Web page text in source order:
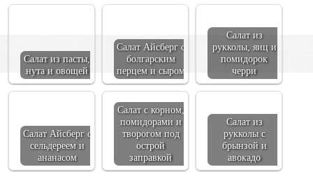
Салат из пасты,
нута и овощей
Салат Айсберг с
болгарским
перцем и сыром
Салат из
рукколы, яиц и
помидорок
черри
Салат Айсберг с
сельдереем и
ананасом
Салат с корном,
помидорами и
творогом под
острой
заправкой
Салат из
рукколы с
брынзой и
авокадо